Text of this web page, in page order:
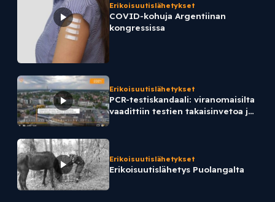
Erikoisuutislähetykset
COVID-kohuja Argentiinan
kongressissa
Erikoisuutislähetykset
PCR-testiskandaali: viranomaisilta
vaadittiin testien takaisinvetoa jo
vuonna 2021.
Erikoisuutislähetykset
Erikoisuutislähetys Puolangalta